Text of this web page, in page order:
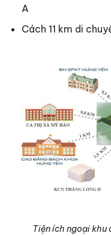
A
Cách 11 km di
Tiện ích ngoại khu